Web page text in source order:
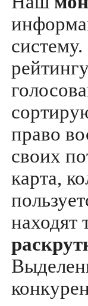
систему.
право
своих
карта,
находят